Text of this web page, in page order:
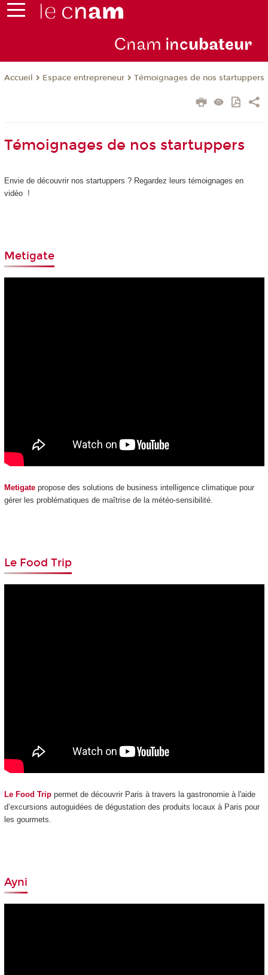
Cnam incubateur
Accueil Espace entrepreneur Témoignages de nos startuppers
Témoignages de nos startuppers
Envie de découvrir nos startuppers ? Regardez leurs témoignages en
vidéo !
Metigate
Metigatepropose des solutions de business intelligence climatique pour
gérer les problématiques de maîtrise de la météo-sensibilité.
Le Food Trip
Le Food Trippermet de découvrir Paris à travers la gastronomie à l'aide
d’excursions autoguidées de dégustation des produits locaux à Paris pour
les gourmets.
Ayni